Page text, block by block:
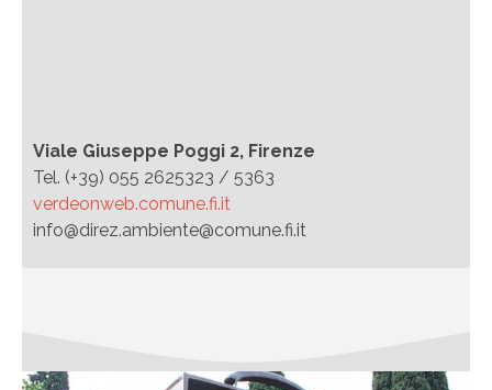
Viale Giuseppe Poggi 2, Firenze
Tel. (+39) 055 2625323 / 5363
verdeonweb.comune.fi.it
info@direz.ambiente@comune.fi.it